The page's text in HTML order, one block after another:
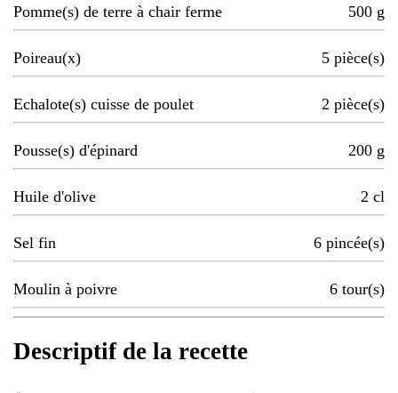
Pomme(s) de terre à chair ferme 500 g
Poireau(x) 5 pièce(s)
Echalote(s) cuisse de poulet 2 pièce(s)
Pousse(s) d'épinard 200 g
Huile d'olive 2 cl
Sel fin 6 pincée(s)
Moulin à poivre 6 tour(s)
Descriptif de la recette